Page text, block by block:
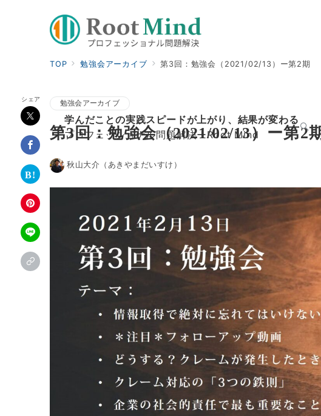
学んだことの実践スピードが上がり、結果が変わる
プロフェッショナル問題解決ーRoot Mind
TOP 勉強会アーカイブ 第3回：勉強会（2021/02/13）ー第2期
シェア 勉強会アーカイブ
第3回：勉強会（2021/02/13）ー第2
秋山大介（あきやまだいすけ）